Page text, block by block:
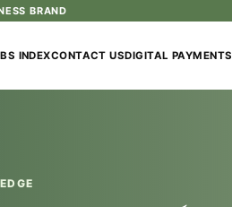
INDEXCONTACT USDIGITAL PAYMENTS